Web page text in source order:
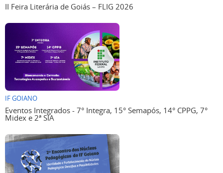
II Feira Literária de Goiás – FLIG 2026
IF GOIANO
Eventos Integrados - 7° Integra, 15° Semapós, 14° CPPG, 7°
Midex e 2ª SIA